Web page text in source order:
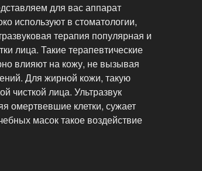
для вас аппарат
используют в стоматологии,
терапия популярная и
лица. Такие терапевтические
влияют на кожу, не вызывая
Для жирной кожи, такую
чисткой лица. Ультразвук
омертвевшие клетки, сужает
масок такое воздействие